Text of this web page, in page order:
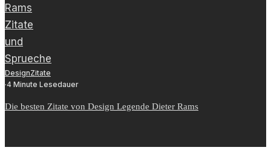
DesignZitate
·4 Minute Lesedauer
Die besten Zitate von Design Legende Dieter Rams